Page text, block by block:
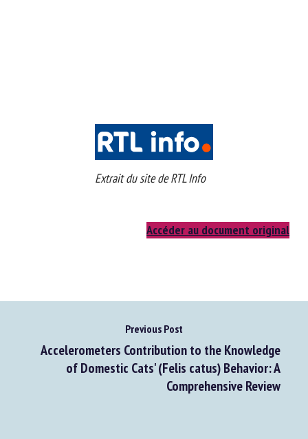
Previous Post
Accelerometers Contribution to the Knowledge
of Domestic Cats' (Felis catus) Behavior: A